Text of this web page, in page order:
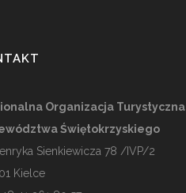
Organizacja Turystyczna
Świętokrzyskiego
Sienkiewicza 78 /IVP/2
Kielce